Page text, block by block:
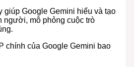
giúp Google Gemini hiểu và tạo
người, mô phỏng cuộc trò
chính của Google Gemini bao